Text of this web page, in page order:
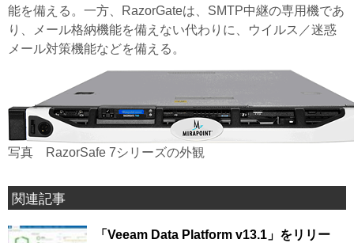
能を備える。一方、RazorGateは、SMTP中継の専用機であ
り、メール格納機能を備えない代わりに、ウイルス／迷惑
メール対策機能などを備える。
写真 RazorSafe 7シリーズの外観
関連記事
「Veeam Data Platform v13.1」をリリー